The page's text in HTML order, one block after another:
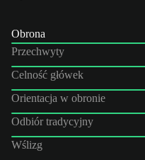
Obrona
Przechwyty
Celność główek
Orientacja w obronie
Odbiór tradycyjny
Wślizg